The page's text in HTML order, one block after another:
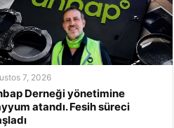
7, 2026
Derneği yönetimine
atandı. Fesih süreci